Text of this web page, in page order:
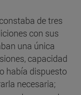
de tres
con sus
una única
capacidad
había dispuesto
necesaria;